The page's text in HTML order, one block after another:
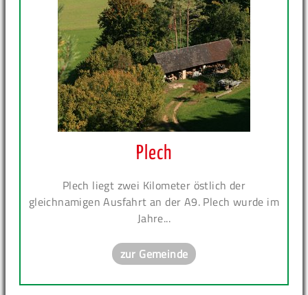
Plech
Plech liegt zwei Kilometer östlich der
gleichnamigen Ausfahrt an der A9. Plech wurde im
Jahre...
zur Gemeinde